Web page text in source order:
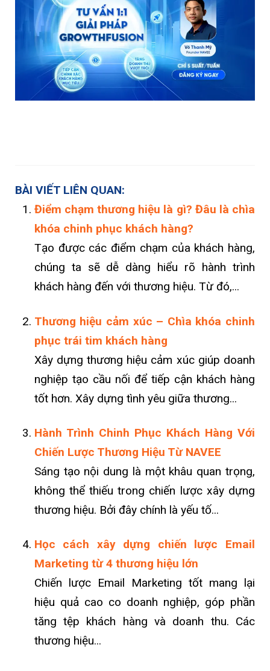
BÀI VIẾT LIÊN QUAN:
Điểm chạm thương hiệu là gì? Đâu là chìa
khóa chinh phục khách hàng?
Tạo được các điểm chạm của khách hàng,
chúng ta sẽ dễ dàng hiểu rõ hành trình
khách hàng đến với thương hiệu. Từ đó,...
Thương hiệu cảm xúc – Chìa khóa chinh
phục trái tim khách hàng
Xây dựng thương hiệu cảm xúc giúp doanh
nghiệp tạo cầu nối để tiếp cận khách hàng
tốt hơn. Xây dựng tình yêu giữa thương...
Hành Trình Chinh Phục Khách Hàng Với
Chiến Lược Thương Hiệu Từ NAVEE
Sáng tạo nội dung là một khâu quan trọng,
không thể thiếu trong chiến lược xây dựng
thương hiệu. Bởi đây chính là yếu tố...
Học cách xây dựng chiến lược Email
Marketing từ 4 thương hiệu lớn
Chiến lược Email Marketing tốt mang lại
hiệu quả cao co doanh nghiệp, góp phần
tăng tệp khách hàng và doanh thu. Các
thương hiệu...